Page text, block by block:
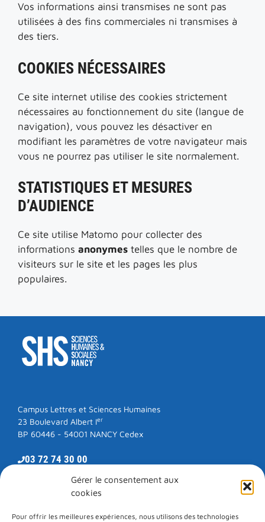
Gérer le consentement aux
cookies
Pour offrir les meilleures expériences, nous utilisons des technologies
Vos informations ainsi transmises ne sont pas
utilisées à des fins commerciales ni transmises à
des tiers.
COOKIES NÉCESSAIRES
Ce site internet utilise des cookies strictement
nécessaires au fonctionnement du site (langue de
navigation), vous pouvez les désactiver en
modifiant les paramètres de votre navigateur mais
vous ne pourrez pas utiliser le site normalement.
STATISTIQUES ET MESURES
D’AUDIENCE
Ce site utilise Matomo pour collecter des
informations anonymes telles que le nombre de
visiteurs sur le site et les pages les plus
populaires.
Campus Lettres et Sciences Humaines
23 Boulevard Albert Ier
BP 60446 - 54001 NANCY Cedex
03 72 74 30 00